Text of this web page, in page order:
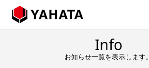
Info
お知らせ一覧を表示します。